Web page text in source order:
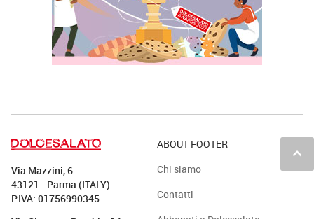
keyboard_arrow_up
Via Mazzini, 6
43121 - Parma (ITALY)
P.IVA: 01756990345
ABOUT FOOTER
Chi siamo
Contatti